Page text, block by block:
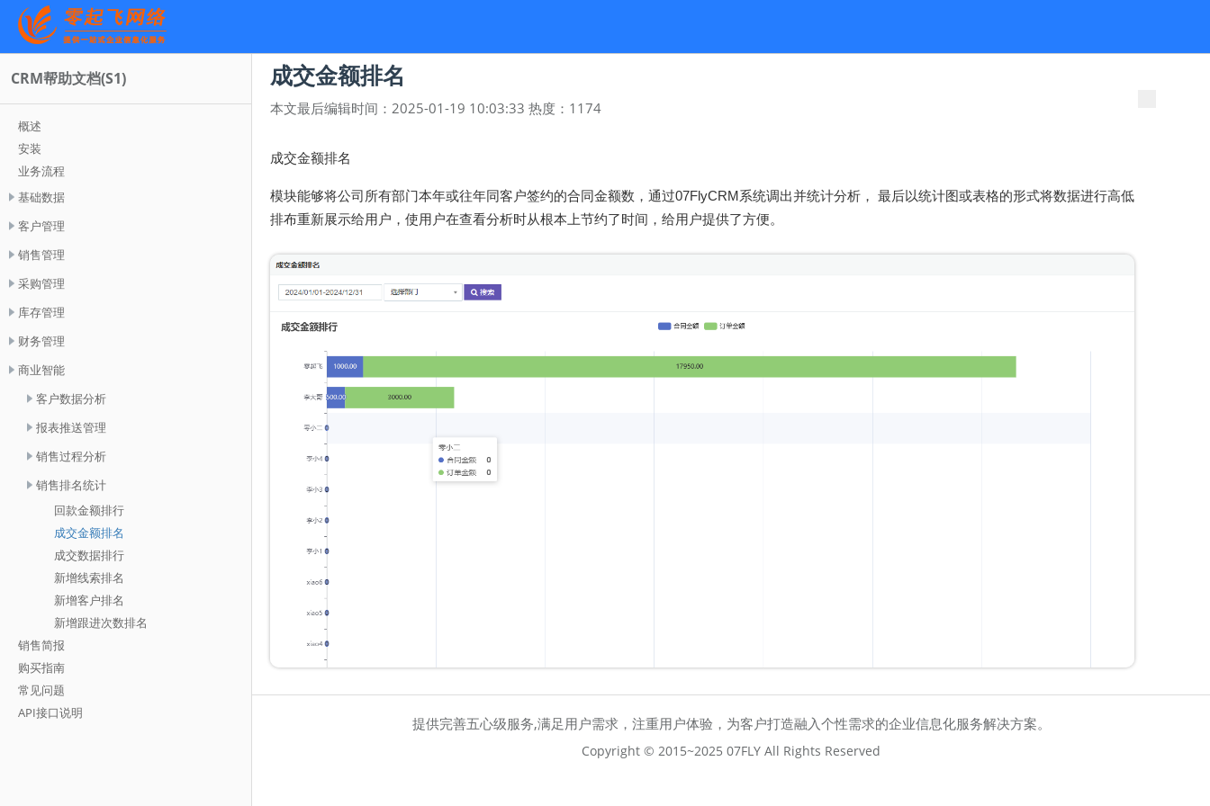
CRM帮助文档(S1)
概述
安装
业务流程
基础数据
客户管理
销售管理
采购管理
库存管理
财务管理
商业智能
客户数据分析
报表推送管理
销售过程分析
销售排名统计
回款金额排行
成交金额排名
成交数据排行
新增线索排名
新增客户排名
新增跟进次数排名
销售简报
购买指南
常见问题
API接口说明
成交金额排名
本文最后编辑时间： 2025-01-19 10:03:33 热度： 1174
成交金额排名
模块能够将公司所有部门本年或往年同客户签约的合同金额数，通过07FlyCRM系统调出并统计分析， 最后以统计图或表格的形式将数据进行高低
排布重新展示给用户，使用户在查看分析时从根本上节约了时间，给用户提供了方便。
提供完善五心级服务,满足用户需求，注重用户体验，为客户打造融入个性需求的企业信息化服务解决方案。
Copyright © 2015~2025 07FLY All Rights Reserved